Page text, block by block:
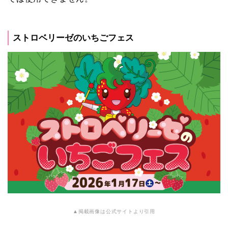
ストロベリーゼのいちごフェス
▲掲載画像は公式サイトより引用